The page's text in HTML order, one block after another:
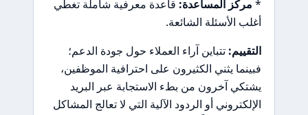
* مركز المساعدة: قاعدة معرفية شاملة تغطي
أغلب الأسئلة الشائعة.
التقييم: تتباين آراء العملاء حول جودة الدعم؛
فبينما يثني الكثيرون على احترافية الموظفين،
يشتكي آخرون من بطء الاستجابة عبر البريد
الإلكتروني أو الردود الآلية التي لا تعالج المشاكل